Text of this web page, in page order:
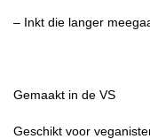
– Inkt die langer
Gemaakt in de VS
Geschikt voor